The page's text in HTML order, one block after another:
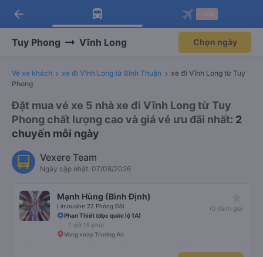
Tải app Vexere ngay!
Nhận ưu đãi thành viên độc
Mở app
Tải app Vexere
-30k/ghế khi đặt vé máy bay qua
Mở app
arrow_back
Tuy Phong Vĩnh Long Chọn ngày
Vé xe khách xe đi Vĩnh Long từ Bình Thuận
xe đi Vĩnh Long từ Tuy
Phong
Đặt mua vé xe 5 nhà xe đi Vĩnh Long từ Tuy
Phong chất lượng cao và giá vé ưu đãi nhất: 2
chuyến mỗi ngày
Vexere Team
Ngày cập nhật: 07/08/2026
Mạnh Hùng (Bình Định)
Limousine 22 Phòng Đôi
(0 đánh giá)
Phan Thiết (dọc quốc lộ 1A)
7 giờ 15 phút
Vòng xoay Trường An